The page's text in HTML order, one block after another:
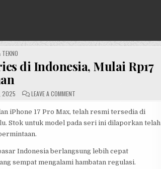
di Indonesia, Mulai Rp17
2025 LEAVE A COMMENTON
APPLE
17
RP17
JUTAAN
iPhone 17 Pro Max, telah resmi tersedia di
Stok untuk model pada seri ini dilaporkan telah
Indonesia berlangsung lebih cepat
sempat mengalami hambatan regulasi.